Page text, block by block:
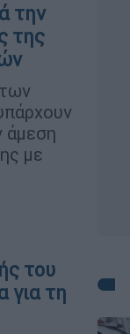
την
της
άμεση
με
του
για τη